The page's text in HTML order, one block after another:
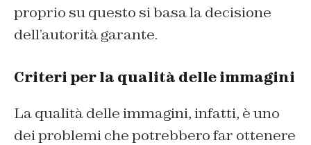
proprio su questo si basa la decisione
dell’autorità garante.
Criteri per la qualità delle immagini
La qualità delle immagini, infatti, è uno
dei problemi che potrebbero far ottenere